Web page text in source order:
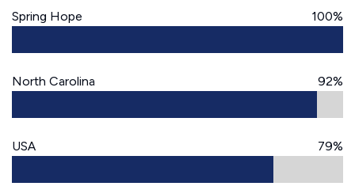
Spring Hope 100%
North Carolina 92%
USA 79%